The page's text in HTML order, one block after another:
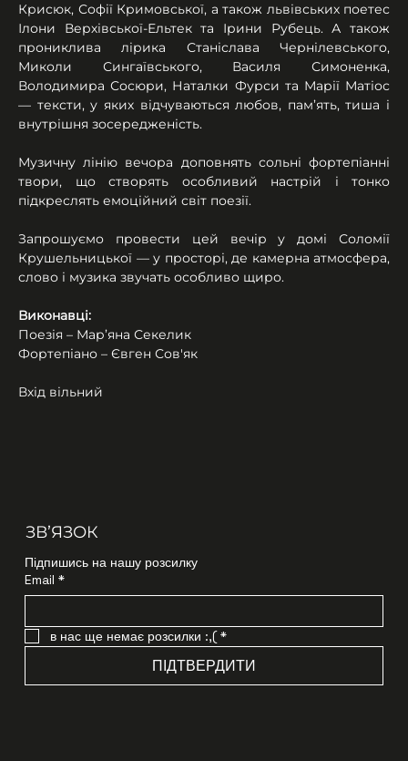
Крисюк, Софії Кримовської, а також львівських поетес
Ілони Верхівської-Ельтек та Ірини Рубець. А також
прониклива лірика Станіслава Чернілевського,
Миколи Сингаївського, Василя Симоненка,
Володимира Сосюри, Наталки Фурси та Марії Матіос
— тексти, у яких відчуваються любов, пам’ять, тиша і
внутрішня зосередженість.
Музичну лінію вечора доповнять сольні фортепіанні
твори, що створять особливий настрій і тонко
підкреслять емоційний світ поезії.
Запрошуємо провести цей вечір у домі Соломії
Крушельницької — у просторі, де камерна атмосфера,
слово і музика звучать особливо щиро.
Виконавці:
Поезія – Мар’яна Секелик
Фортепіано – Євген Сов'як
Вхід вільний
ЗВʼЯЗОК
Підпишись на нашу розсилку
Email *
в нас ще немає розсилки :,( *
ПІДТВЕРДИТИ